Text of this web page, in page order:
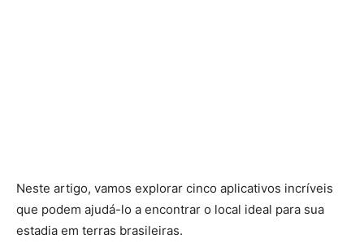
Neste artigo, vamos explorar cinco aplicativos incríveis
que podem ajudá-lo a encontrar o local ideal para sua
estadia em terras brasileiras.